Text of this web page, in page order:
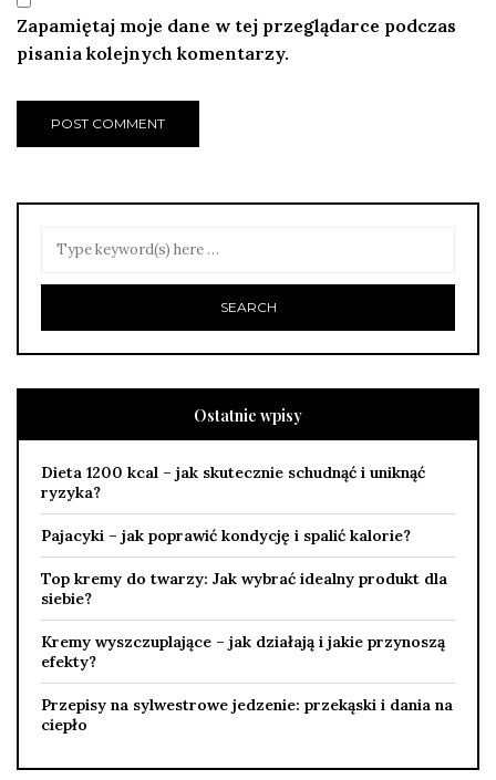
Zapamiętaj moje dane w tej przeglądarce podczas
pisania kolejnych komentarzy.
Ostatnie wpisy
Dieta 1200 kcal – jak skutecznie schudnąć i uniknąć
ryzyka?
Pajacyki – jak poprawić kondycję i spalić kalorie?
Top kremy do twarzy: Jak wybrać idealny produkt dla
siebie?
Kremy wyszczuplające – jak działają i jakie przynoszą
efekty?
Przepisy na sylwestrowe jedzenie: przekąski i dania na
ciepło